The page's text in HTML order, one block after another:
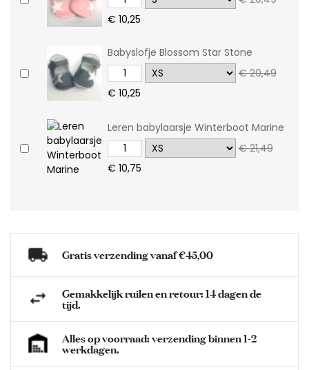
€ 10,25
Babyslofje Blossom Star Stone
€ 20,49
€ 10,25
Leren babylaarsje Winterboot Marine
€ 21,49
€ 10,75
Gratis verzending vanaf €45,00
Gemakkelijk ruilen en retour: 14 dagen de
tijd.
Alles op voorraad: verzending binnen 1-2
werkdagen.